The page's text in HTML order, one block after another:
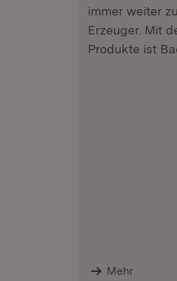
immer weiter
Erzeuger. Mit
Produkte ist
Mehr